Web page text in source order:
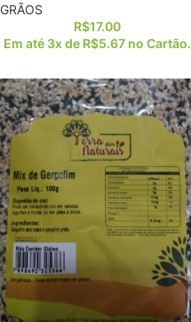
GRÃOS
R$17.00
Em até 3x de R$5.67 no Cartão.